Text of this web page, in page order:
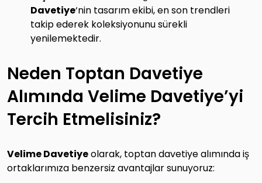
Davetiye‘nin tasarım ekibi, en son trendleri
takip ederek koleksiyonunu sürekli
yenilemektedir.
Neden Toptan Davetiye
Alımında Velime Davetiye’yi
Tercih Etmelisiniz?
Velime Davetiyeolarak, toptan davetiye alımında iş
ortaklarımıza benzersiz avantajlar sunuyoruz: